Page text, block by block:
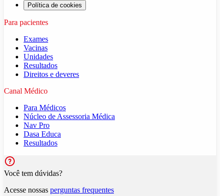
Política de cookies
Para pacientes
Exames
Vacinas
Unidades
Resultados
Direitos e deveres
Canal Médico
Para Médicos
Núcleo de Assessoria Médica
Nav Pro
Dasa Educa
Resultados
Você tem dúvidas?
Acesse nossas perguntas frequentes